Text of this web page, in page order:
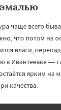
чаще всего
что потом на
влаги,
в Ивантеевке —
ярким на
качества.